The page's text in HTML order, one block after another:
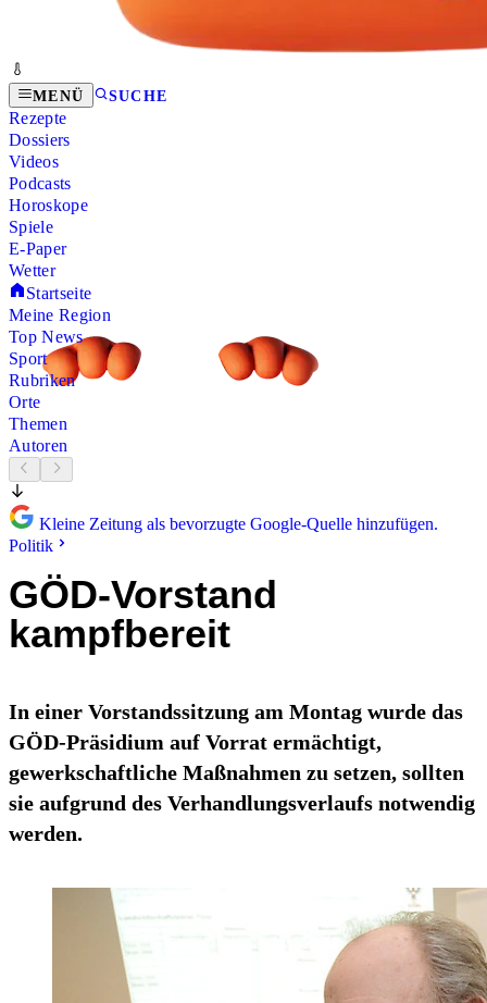
MENÜ SUCHE
Rezepte
Dossiers
Videos
Podcasts
Horoskope
Spiele
E-Paper
Wetter
Startseite
Meine Region
Top News
Sport
Rubriken
Orte
Themen
Autoren
Kleine Zeitung als bevorzugte Google-Quelle hinzufügen.
Politik
GÖD-Vorstand
kampfbereit
In einer Vorstandssitzung am Montag wurde das
GÖD-Präsidium auf Vorrat ermächtigt,
gewerkschaftliche Maßnahmen zu setzen, sollten
sie aufgrund des Verhandlungsverlaufs notwendig
werden.